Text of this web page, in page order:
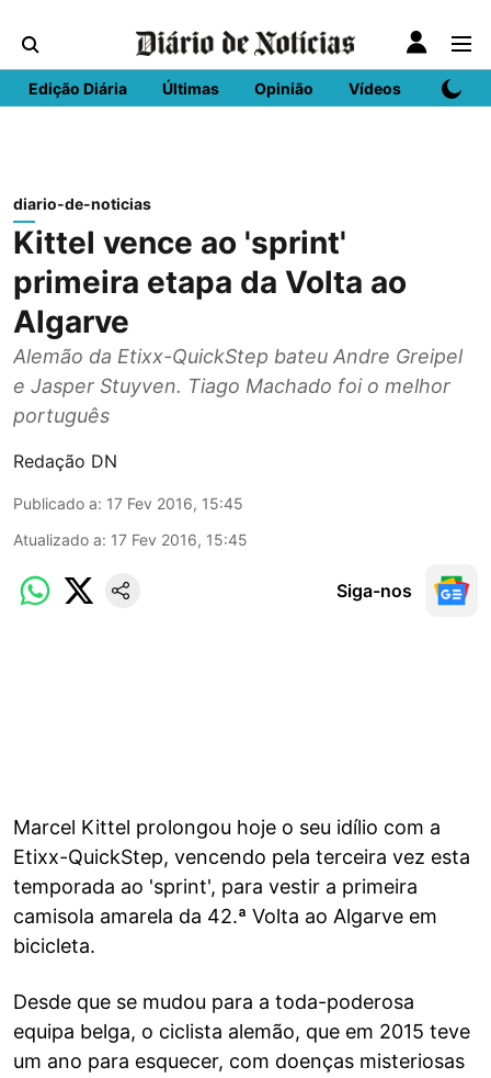
Edição Diária Últimas Opinião Vídeos DN
diario-de-noticias
Kittel vence ao 'sprint'
primeira etapa da Volta ao
Algarve
Alemão da Etixx-QuickStep bateu Andre Greipel
e Jasper Stuyven. Tiago Machado foi o melhor
português
Redação DN
Publicado a: 17 Fev 2016, 15:45
Atualizado a: 17 Fev 2016, 15:45
Siga-nos
Marcel Kittel prolongou hoje o seu idílio com a
Etixx-QuickStep, vencendo pela terceira vez esta
temporada ao 'sprint', para vestir a primeira
camisola amarela da 42.ª Volta ao Algarve em
bicicleta.
Desde que se mudou para a toda-poderosa
equipa belga, o ciclista alemão, que em 2015 teve
um ano para esquecer, com doenças misteriosas